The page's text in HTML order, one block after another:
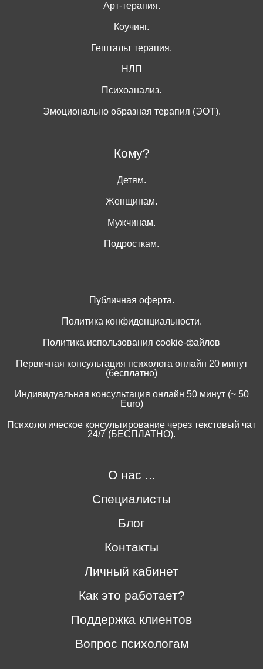
Арт-терапия.
Коучинг.
Гештальт терапия.
НЛП
Психоанализ.
Эмоционально образная терапия (ЭОТ).
Кому?
Детям.
Женщинам.
Мужчинам.
Подросткам.
Публичная оферта.
Политика конфиденциальности.
Политика использования cookie-файлов
Первичная консультация психолога онлайн 20 минут
(бесплатно)
Индивидуальная консультация онлайн 50 минут (~ 50
Euro)
Психологическое консультирование через текстовый чат
24/7 (БЕСПЛАТНО).
О нас ...
Специалисты
Блог
Контакты
Личный кабинет
Как это работает?
Поддержка клиентов
Вопрос психологам